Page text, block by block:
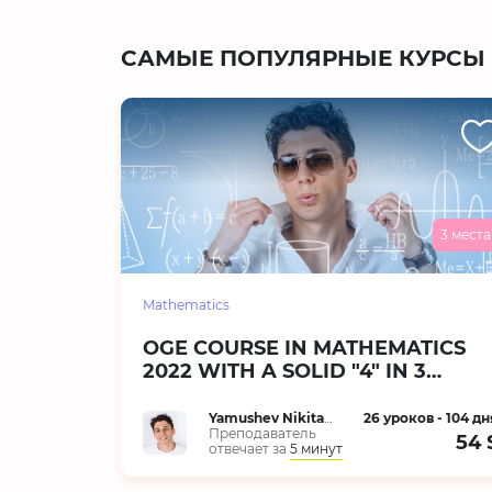
САМЫЕ ПОПУЛЯРНЫЕ КУРСЫ
3 места
Mathematics
OGE COURSE IN MATHEMATICS
2022 WITH A SOLID "4" IN 3
Преподаватель
отвечает за 5 минут
26 уроков - 104
54